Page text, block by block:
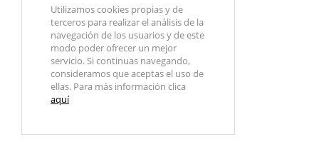
Utilizamos cookies propias y de
terceros para realizar el análisis de la
navegación de los usuarios y de este
modo poder ofrecer un mejor
servicio. Si continuas navegando,
consideramos que aceptas el uso de
ellas. Para más información clica
aquí